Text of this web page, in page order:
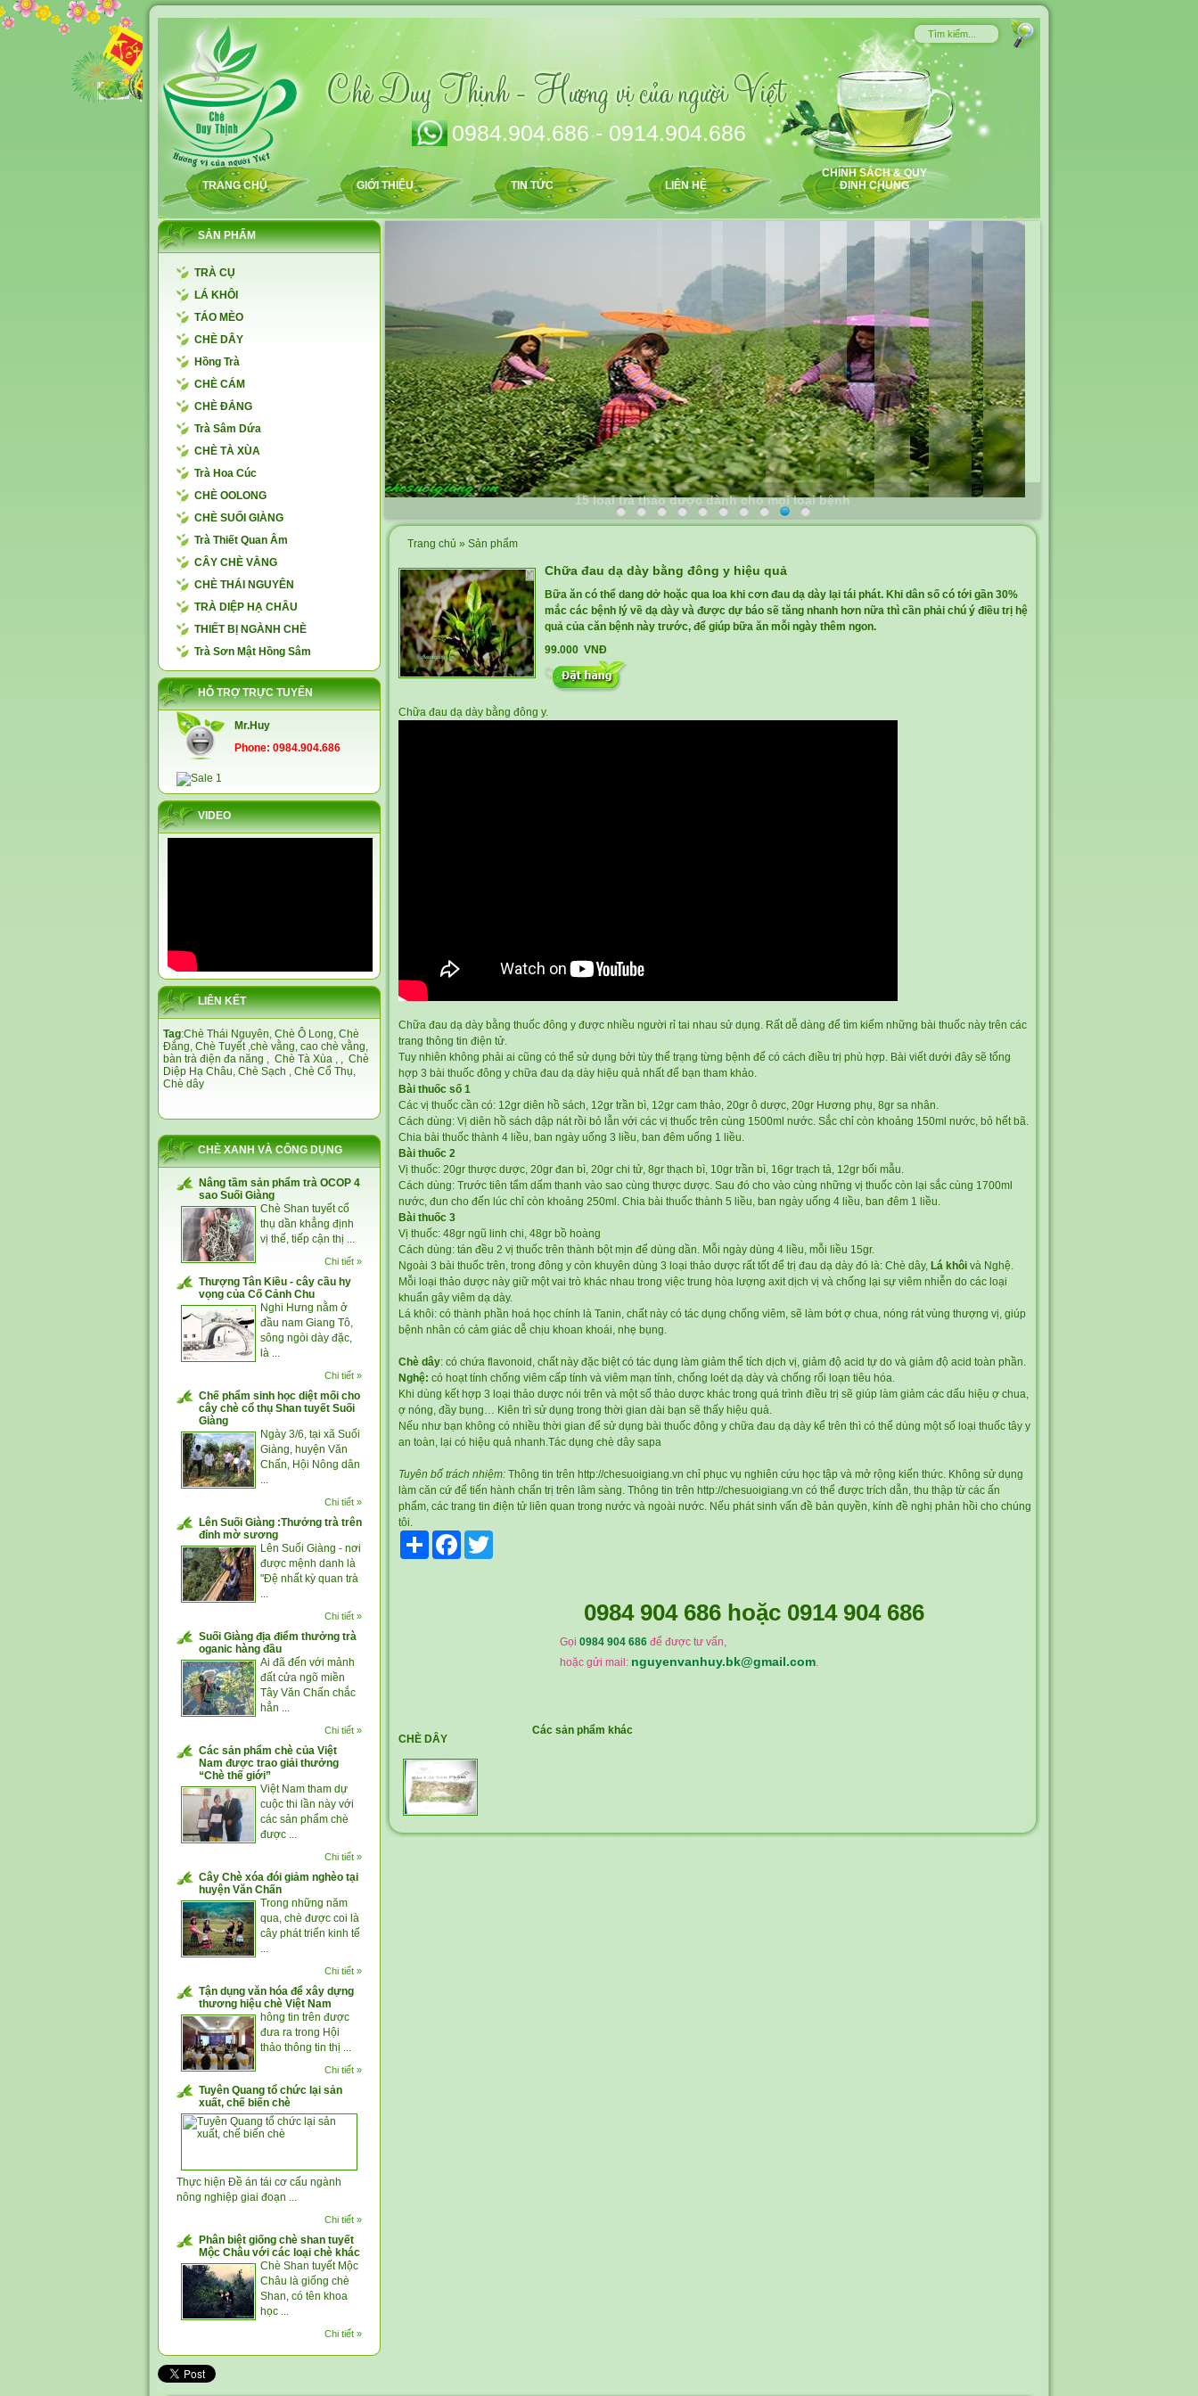
0984.904.686 - 0914.904.686
TRANG CHỦ GIỚI THIỆU TIN TỨC LIÊN HỆ
CHÍNH SÁCH & QUY
ĐỊNH CHUNG
SẢN PHẨM
TRÀ CỤ
LÁ KHÔI
TÁO MÈO
CHÈ DÂY
Hồng Trà
CHÈ CÁM
CHÈ ĐẮNG
Trà Sâm Dứa
CHÈ TÀ XÙA
Trà Hoa Cúc
CHÈ OOLONG
CHÈ SUỐI GIÀNG
Trà Thiết Quan Âm
CÂY CHÈ VẰNG
CHÈ THÁI NGUYÊN
TRÀ DIỆP HẠ CHÂU
THIẾT BỊ NGÀNH CHÈ
Trà Sơn Mật Hồng Sâm
HỖ TRỢ TRỰC TUYẾN
Mr.Huy
Phone: 0984.904.686
VIDEO
LIÊN KẾT
Tag:Chè Thái Nguyên, Chè Ô Long, Chè
Đắng, Chè Tuyết,chè vằng, cao chè vằng,
bàn trà điện đa năng , Chè Tà Xùa , , Chè
Diệp Hạ Châu, Chè Sạch , Chè Cổ Thụ,
Chè dây
CHÈ XANH VÀ CÔNG DỤNG
Nâng tầm sản phẩm trà OCOP 4
sao Suối Giàng
Chè Shan tuyết cổ
thụ dần khẳng định
vị thế, tiếp cận thị ...
Chi tiết »
Thượng Tân Kiều - cây cầu hy
vọng của Cố Cảnh Chu
Nghi Hưng nằm ở
đầu nam Giang Tô,
sông ngòi dày đặc,
là ...
Chi tiết »
Chế phẩm sinh học diệt mối cho
cây chè cổ thụ Shan tuyết Suối
Giàng
Ngày 3/6, tại xã Suối
Giàng, huyện Văn
Chấn, Hội Nông dân
...
Chi tiết »
Lên Suối Giàng :Thưởng trà trên
đỉnh mờ sương
Lên Suối Giàng - nơi
được mệnh danh là
"Đệ nhất kỳ quan trà
...
Chi tiết »
Suối Giàng địa điểm thưởng trà
oganic hàng đầu
Ai đã đến với mảnh
đất cửa ngõ miền
Tây Văn Chấn chắc
hẳn ...
Chi tiết »
Các sản phẩm chè của Việt
Nam được trao giải thưởng
“Chè thế giới”
Việt Nam tham dự
cuộc thi lần này với
các sản phẩm chè
được ...
Chi tiết »
Cây Chè xóa đói giảm nghèo tại
huyện Văn Chấn
Trong những năm
qua, chè được coi là
cây phát triển kinh tế
...
Chi tiết »
Tận dụng văn hóa để xây dựng
thương hiệu chè Việt Nam
hông tin trên được
đưa ra trong Hội
thảo thông tin thị ...
Chi tiết »
Tuyên Quang tổ chức lại sản
xuất, chế biến chè
Thực hiện Đề án tái cơ cấu ngành
nông nghiệp giai đoạn ...
Chi tiết »
Phân biệt giống chè shan tuyết
Mộc Châu với các loại chè khác
Chè Shan tuyết Mộc
Châu là giống chè
Shan, có tên khoa
học ...
Chi tiết »
15 loại trà thảo dược dành cho mọi loại bệnh
Trang chủ » Sản phẩm
Chữa đau dạ dày bằng đông y hiệu quả
Bữa ăn có thể dang dở hoặc qua loa khi cơn đau dạ dày lại tái phát. Khi dân số có tới gần 30%
mắc các bệnh lý về dạ dày và được dự báo sẽ tăng nhanh hơn nữa thì cần phải chú ý điều trị hệ
quả của căn bệnh này trước, để giúp bữa ăn mỗi ngày thêm ngon.
99.000 VNĐ
Chữa đau dạ dày bằng đông y.
Chữa đau dạ dày bằng thuốc đông y được nhiều người rỉ tai nhau sử dụng. Rất dễ dàng để tìm kiếm những bài thuốc này trên các
trang thông tin điện tử.
Tuy nhiên không phải ai cũng có thể sử dụng bởi tùy thể trạng từng bệnh để có cách điều trị phù hợp. Bài viết dưới đây sẽ tổng
hợp 3 bài thuốc đông y chữa đau dạ dày hiệu quả nhất để bạn tham khảo.
Bài thuốc số 1
Các vị thuốc cần có: 12gr diên hồ sách, 12gr trần bì, 12gr cam thảo, 20gr ô dược, 20gr Hương phụ, 8gr sa nhân.
Cách dùng: Vị diên hồ sách dập nát rồi bỏ lẫn với các vị thuốc trên cùng 1500ml nước. Sắc chỉ còn khoảng 150ml nước, bỏ hết bã.
Chia bài thuốc thành 4 liều, ban ngày uống 3 liều, ban đêm uống 1 liều.
Bài thuốc 2
Vị thuốc: 20gr thược dược, 20gr đan bì, 20gr chi tử, 8gr thạch bì, 10gr trần bì, 16gr trạch tả, 12gr bối mẫu.
Cách dùng: Trước tiên tẩm dấm thanh vào sao cùng thược dược. Sau đó cho vào cùng những vị thuốc còn lại sắc cùng 1700ml
nước, đun cho đến lúc chỉ còn khoảng 250ml. Chia bài thuốc thành 5 liều, ban ngày uống 4 liều, ban đêm 1 liều.
Bài thuốc 3
Vị thuốc: 48gr ngũ linh chi, 48gr bồ hoàng
Cách dùng: tán đều 2 vị thuốc trên thành bột mịn để dùng dần. Mỗi ngày dùng 4 liều, mỗi liều 15gr.
Ngoài 3 bài thuốc trên, trong đông y còn khuyên dùng 3 loại thảo dược rất tốt để trị đau dạ dày đó là: Chè dây, Lá khôi và Nghệ.
Mỗi loại thảo dược này giữ một vai trò khác nhau trong việc trung hòa lượng axit dịch vị và chống lại sự viêm nhiễn do các loại
khuẩn gây viêm dạ dày.
Lá khôi: có thành phần hoá học chính là Tanin, chất này có tác dụng chống viêm, sẽ làm bớt ợ chua, nóng rát vùng thượng vị, giúp
bệnh nhân có cảm giác dễ chịu khoan khoái, nhẹ bụng.
Chè dây: có chứa flavonoid, chất này đặc biệt có tác dụng làm giảm thể tích dịch vị, giảm độ acid tự do và giảm độ acid toàn phần.
Nghệ: có hoạt tính chống viêm cấp tính và viêm mạn tính, chống loét dạ dày và chống rối loạn tiêu hóa.
Khi dùng kết hợp 3 loại thảo dược nói trên và một số thảo dược khác trong quá trình điều trị sẽ giúp làm giảm các dấu hiệu ợ chua,
ợ nóng, đầy bụng… Kiên trì sử dụng trong thời gian dài bạn sẽ thấy hiệu quả.
Nếu như bạn không có nhiều thời gian để sử dụng bài thuốc đông y chữa đau dạ dày kể trên thì có thể dùng một số loại thuốc tây y
an toàn, lại có hiệu quả nhanh.Tác dụng chè dây sapa
Tuyên bố trách nhiệm: Thông tin trên http://chesuoigiang.vn chỉ phục vụ nghiên cứu học tập và mở rộng kiến thức. Không sử dụng
làm căn cứ để tiến hành chẩn trị trên lâm sàng. Thông tin trên http://chesuoigiang.vn có thể được trích dẫn, thu thập từ các ấn
phẩm, các trang tin điện tử liên quan trong nước và ngoài nước. Nếu phát sinh vấn đề bản quyền, kính đề nghị phản hồi cho chúng
tôi.
Share
Facebook
0984 904 686 hoặc 0914 904 686
Gọi 0984 904 686 để được tư vấn,
hoặc gửi mail: nguyenvanhuy.bk@gmail.com.
Các sản phẩm khác
CHÈ DÂY